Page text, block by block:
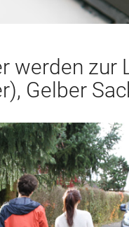
werden zur
Gelber